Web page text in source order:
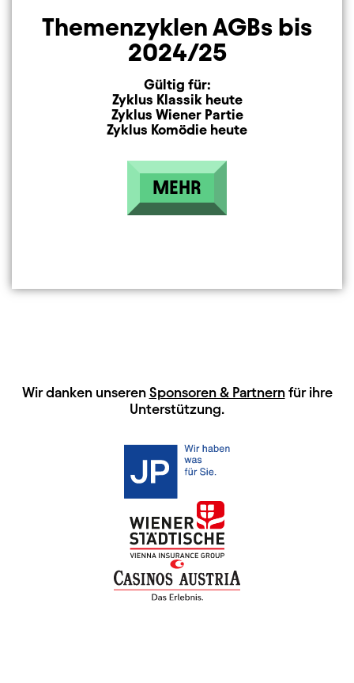
Themenzyklen AGBs bis
2024/25
Gültig für:
Zyklus Klassik heute
Zyklus Wiener Partie
Zyklus Komödie heute
MEHR
HAUPTSPONSOREN
Wir danken unseren Sponsoren & Partnernfür ihre
Unterstützung.